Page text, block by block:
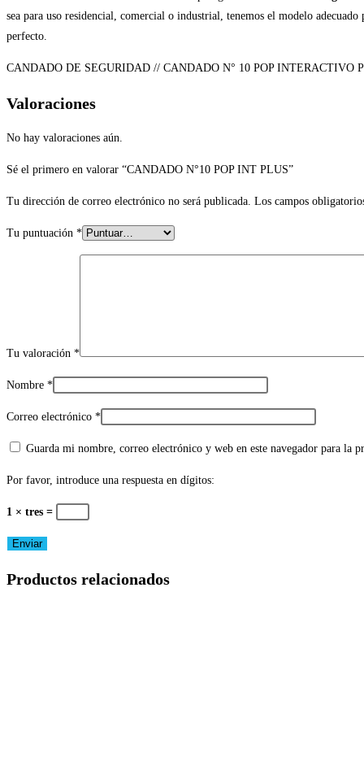
sea para uso residencial, comercial o industrial, tenemos el modelo
perfecto.
CANDADO DE SEGURIDAD // CANDADO N° 10 POP INTERACTIVO
Valoraciones
No hay valoraciones aún.
Sé el primero en valorar “CANDADO N°10 POP INT PLUS”
Tu dirección de correo electrónico no será publicada. Los campos
Tu puntuación *
Tu valoración *
Nombre *
Correo electrónico *
Guarda mi nombre, correo electrónico y web en este navegador para la
Por favor, introduce una respuesta en dígitos:
1 × tres =
Productos relacionados